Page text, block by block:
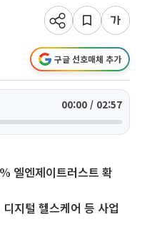
구글 선호매체 추가
00:00 / 02:57
엘엔제이트러스트 확
지털 헬스케어 등 사업